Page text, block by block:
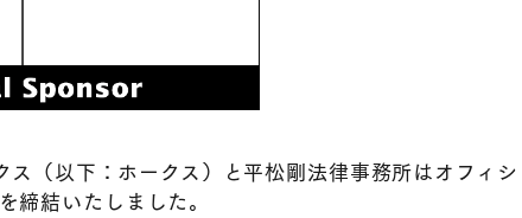
（以下：ホークス）と平松剛法律事務所はオフィシ
締結いたしました。